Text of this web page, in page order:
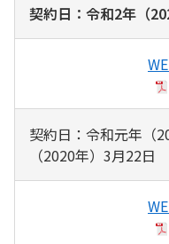
契約日：令和2年（
契約日：令和元年（
（2020年）3月22日